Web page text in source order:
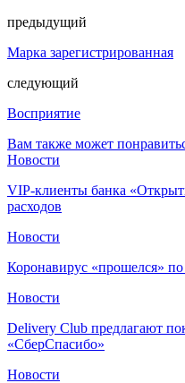
предыдущий
Марка зарегистрированная
следующий
Восприятие
Вам также может
Новости
VIP-клиенты банка
расходов
Новости
Коронавирус «прошелся»
Новости
Delivery Club предлагают
«СберСпасибо»
Новости